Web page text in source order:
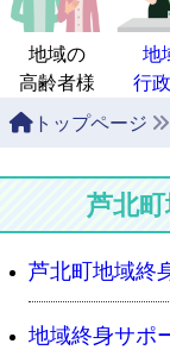
地域の
高齢者様
地
行
トップページ
芦北
芦北町地域終
地域終身サポ